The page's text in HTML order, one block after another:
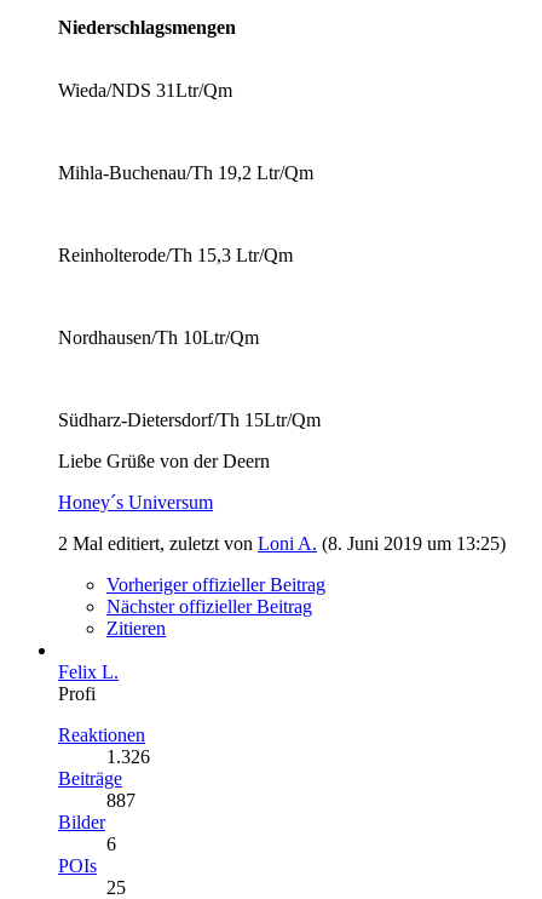
Niederschlagsmengen
Wieda/NDS 31Ltr/Qm
Mihla-Buchenau/Th 19,2 Ltr/Qm
Reinholterode/Th 15,3 Ltr/Qm
Nordhausen/Th 10Ltr/Qm
Südharz-Dietersdorf/Th 15Ltr/Qm
Liebe Grüße von der Deern
Honey´s Universum
2 Mal editiert, zuletzt von Loni A. (8. Juni 2019 um 13:25)
Vorheriger offizieller Beitrag
Nächster offizieller Beitrag
Zitieren
Felix L.
Profi
Reaktionen
1.326
Beiträge
887
Bilder
6
POIs
25